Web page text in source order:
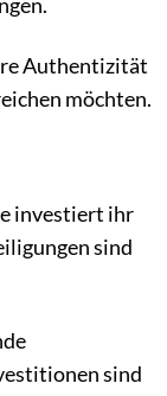
Authentizität
möchten.
investiert ihr
sind
sind